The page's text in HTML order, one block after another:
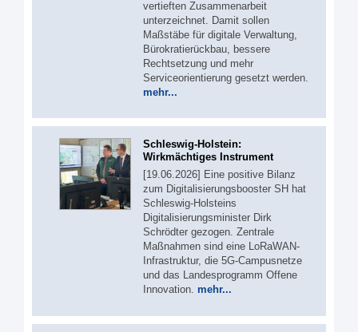
vertieften Zusammenarbeit
unterzeichnet. Damit sollen
Maßstäbe für digitale Verwaltung,
Bürokratierückbau, bessere
Rechtsetzung und mehr
Serviceorientierung gesetzt werden.
mehr...
Schleswig-Holstein:
Wirkmächtiges Instrument
[19.06.2026] Eine positive Bilanz
zum Digitalisierungsbooster SH hat
Schleswig-Holsteins
Digitalisierungsminister Dirk
Schrödter gezogen. Zentrale
Maßnahmen sind eine LoRaWAN-
Infrastruktur, die 5G-Campusnetze
und das Landesprogramm Offene
Innovation. mehr...